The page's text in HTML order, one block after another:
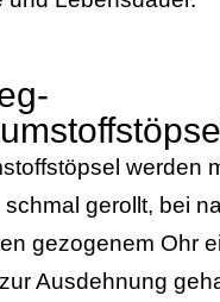
werden
gerollt, bei
gezogenem Ohr
Ausdehnung